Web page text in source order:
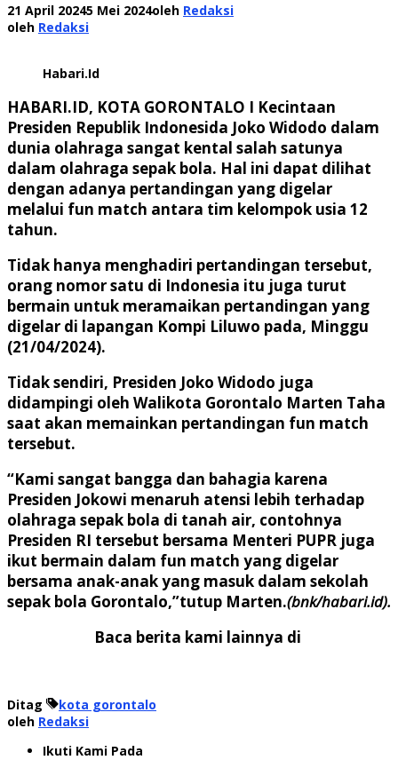
21 April 20245 Mei 2024oleh Redaksi
oleh Redaksi
Habari.Id
HABARI.ID, KOTA GORONTALO I Kecintaan
Presiden Republik Indonesida Joko Widodo dalam
dunia olahraga sangat kental salah satunya
dalam olahraga sepak bola. Hal ini dapat dilihat
dengan adanya pertandingan yang digelar
melalui fun match antara tim kelompok usia 12
tahun.
Tidak hanya menghadiri pertandingan tersebut,
orang nomor satu di Indonesia itu juga turut
bermain untuk meramaikan pertandingan yang
digelar di lapangan Kompi Liluwo pada, Minggu
(21/04/2024).
Tidak sendiri, Presiden Joko Widodo juga
didampingi oleh Walikota Gorontalo Marten Taha
saat akan memainkan pertandingan fun match
tersebut.
“Kami sangat bangga dan bahagia karena
Presiden Jokowi menaruh atensi lebih terhadap
olahraga sepak bola di tanah air, contohnya
Presiden RI tersebut bersama Menteri PUPR juga
ikut bermain dalam fun match yang digelar
bersama anak-anak yang masuk dalam sekolah
sepak bola Gorontalo,”tutup Marten.(bnk/habari.id).
Baca berita kami lainnya di
Ditag
kota gorontalo
oleh Redaksi
Ikuti Kami Pada